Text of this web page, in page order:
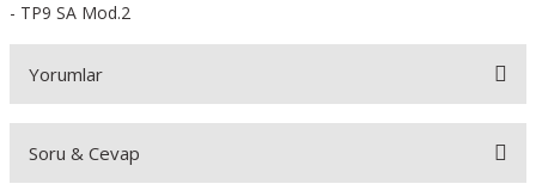
- TP9 SA Mod.2
Yorumlar
Bu ürüne ilk yorumu siz yapın!
Soru & Cevap